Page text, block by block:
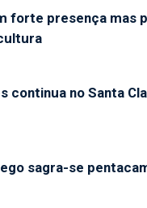
forte presença mas
continua no Santa
sagra-se